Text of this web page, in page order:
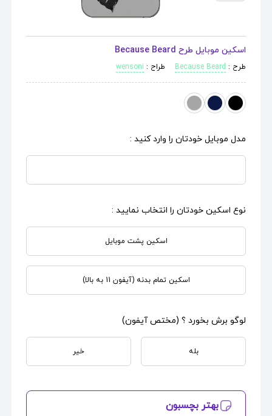
اسکین موبایل طرح Because Beard
طرح : Because Beard طراح : wensoni
مدل موبایل خودتان را وارد کنید :
نوع اسکین خودتان را انتخاب نمایید :
اسکین پشت موبایل
اسکین تمام بدنه (آیفون 11 به بالا)
لوگو برش بخورد ؟ (مختص آیفون)
بله خیر
بهتر بچسبون